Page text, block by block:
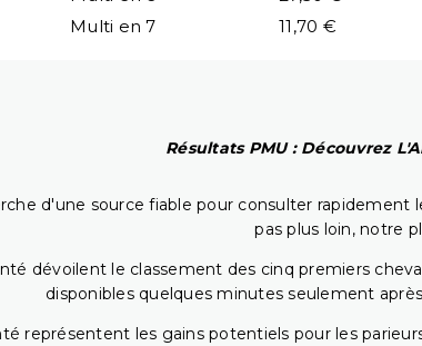
Multi en 7 11,70 €
Résultats PMU : Découvrez
d'une source fiable pour consulter
pas plus loin, notre
dévoilent le classement des cinq premiers
disponibles quelques minutes seulement
représentent les gains potentiels pour les